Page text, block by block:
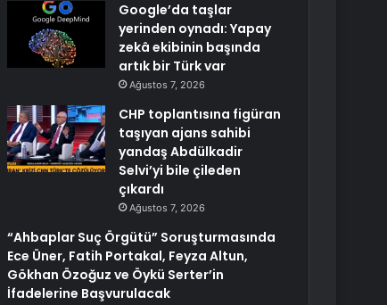
Google’da taşlar
yerinden oynadı: Yapay
zekâ ekibinin başında
artık bir Türk var
Ağustos 7, 2026
CHP toplantısına figüran
taşıyan ajans sahibi
yandaş Abdülkadir
Selvi’yi bile çileden
çıkardı
Ağustos 7, 2026
“Ahbaplar Suç Örgütü” Soruşturmasında
Ece Üner, Fatih Portakal, Feyza Altun,
Gökhan Özoğuz ve Öykü Serter’in
İfadelerine Başvurulacak